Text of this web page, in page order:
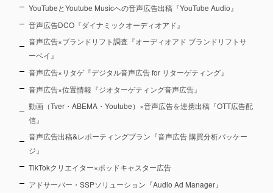
YouTubeとYoutube Musicへの音声広告出稿『YouTube Audio』
音声広告DCO『ダイナミックオーディオアド』
音声広告×ブランドリフト調査『オーディオアド ブランドリフトサ
ーベイ』
音声広告×リタゲ『デジタル音声広告 for リターゲティング』
音声広告×位置情報『ジオターゲティング音声広告』
動画（Tver・ABEMA・Youtube）×音声広告を連携出稿『OTT広告配
信』
音声広告出稿&レポーティングプラン『音声広告 購買分析パッケー
ジ』
TikTokクリエイター×ポッドキャスター広告
アドサーバー・SSPソリューション『Audio Ad Manager』